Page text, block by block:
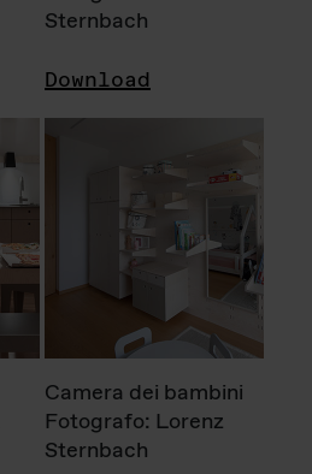
Sternbach
Download
Camera dei bambini
Fotografo: Lorenz
Sternbach